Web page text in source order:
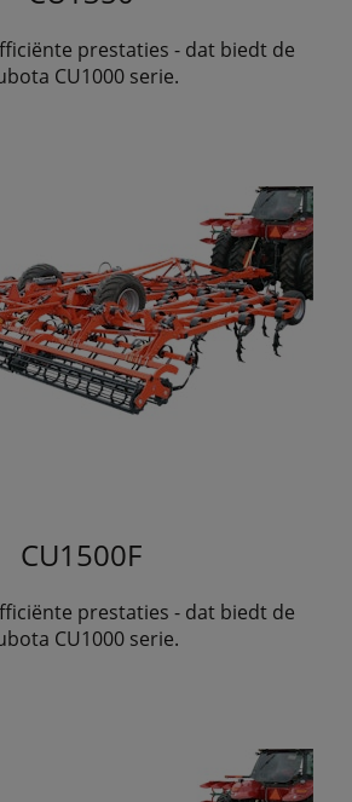
prestaties - dat biedt de
CU1000 serie.
CU1500F
prestaties - dat biedt de
CU1000 serie.